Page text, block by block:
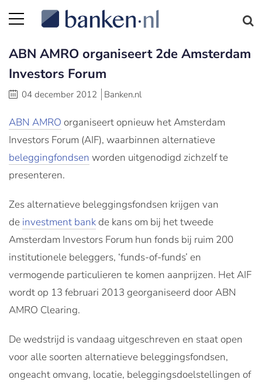
ABN AMRO organiseert 2de Amsterdam
Investors Forum
04 december 2012 Banken.nl
ABN AMRO organiseert opnieuw het Amsterdam
Investors Forum (AIF), waarbinnen alternatieve
beleggingfondsen worden uitgenodigd zichzelf te
presenteren.
Zes alternatieve beleggingsfondsen krijgen van
de investment bankde kans om bij het tweede
Amsterdam Investors Forum hun fonds bij ruim 200
institutionele beleggers, ‘funds-of-funds’ en
vermogende particulieren te komen aanprijzen. Het AIF
wordt op 13 februari 2013 georganiseerd door ABN
AMRO Clearing.
De wedstrijd is vandaag uitgeschreven en staat open
voor alle soorten alternatieve beleggingsfondsen,
ongeacht omvang, locatie, beleggingsdoelstellingen of